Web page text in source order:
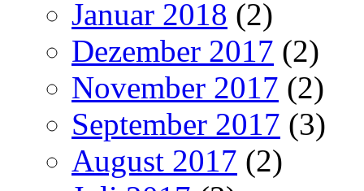
Januar 2018 (2)
Dezember 2017 (2)
November 2017 (2)
September 2017 (3)
August 2017 (2)